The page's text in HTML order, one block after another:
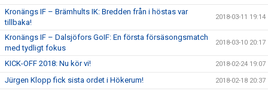
Kronängs IF – Brämhults IK: Bredden från i höstas var
tillbaka!
2018-03-11 19:14
Kronängs IF – Dalsjöfors GoIF: En första försäsongsmatch
med tydligt fokus
2018-03-10 20:17
KICK-OFF 2018: Nu kör vi! 2018-02-24 19:07
Jürgen Klopp fick sista ordet i Hökerum! 2018-02-18 20:37